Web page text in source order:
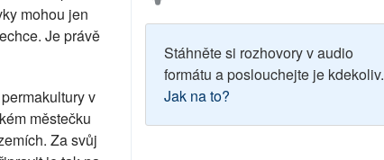
mohou jen
Je právě
v
městečku
Za svůj
Stáhněte si rozhovory v audio
formátu a poslouchejte je kdekoliv.
Jak na to?